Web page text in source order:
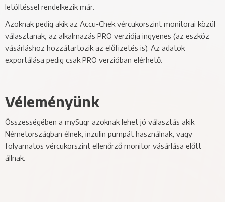
letöltéssel rendelkezik már.
Azoknak pedig akik az Accu-Chek vércukorszint monitorai közül
választanak, az alkalmazás PRO verziója ingyenes (az eszköz
vásárláshoz hozzátartozik az előfizetés is). Az adatok
exportálása pedig csak PRO verzióban elérhető.
Véleményünk
Összességében a mySugr azoknak lehet jó választás akik
Németországban élnek, inzulin pumpát használnak, vagy
folyamatos vércukorszint ellenőrző monitor vásárlása előtt
állnak.